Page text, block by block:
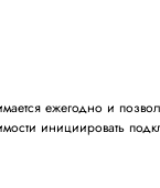
ежегодно и
инициировать